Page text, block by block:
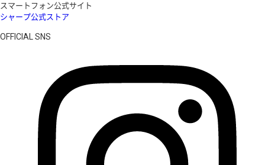
スマートフォン公式サイト
シャープ公式ストア
OFFICIAL SNS